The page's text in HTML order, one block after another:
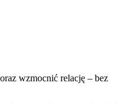
wzmocnić relację – bez